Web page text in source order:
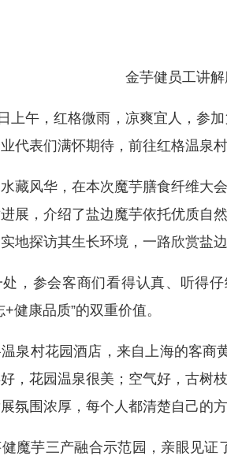
金芋健员工讲
午，红格微雨，凉爽宜人，参加
代表们满怀期待，前往红格温泉
风华，在本次魔芋膳食纤维大会
展，介绍了盐边魔芋依托优质自
地探访其生长环境，一路欣赏盐
参会客商们看得认真、听得仔
健康品质”的双重价值。
村花园酒店，来自上海的客商黄
，花园温泉很美；空气好，古树
氛围浓厚，每个人都清楚自己的
芋三产融合示范园，亲眼见证